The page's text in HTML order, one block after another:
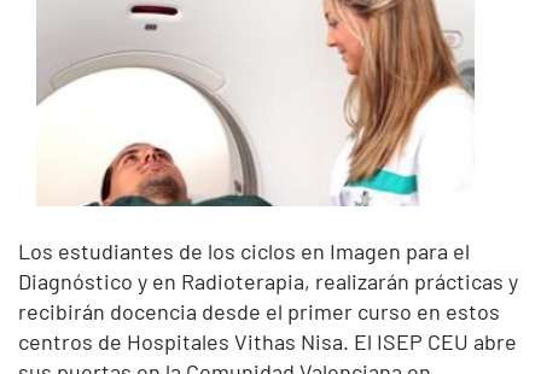
Los estudiantes de los ciclos en Imagen para el
Diagnóstico y en Radioterapia, realizarán prácticas y
recibirán docencia desde el primer curso en estos
centros de Hospitales Vithas Nisa. El ISEP CEU abre